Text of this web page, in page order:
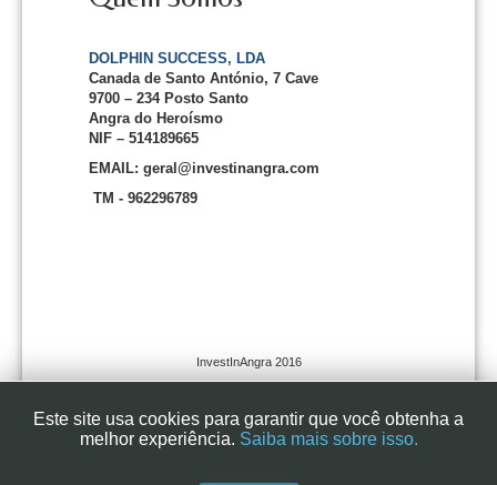
DOLPHIN SUCCESS, LDA
Canada de Santo António, 7 Cave
9700 – 234 Posto Santo
Angra do Heroísmo
NIF – 514189665
EMAIL: geral@investinangra.com
TM - 962296789
InvestInAngra 2016
Este site usa cookies para garantir que você obtenha a
melhor experiência. Saiba mais sobre isso.